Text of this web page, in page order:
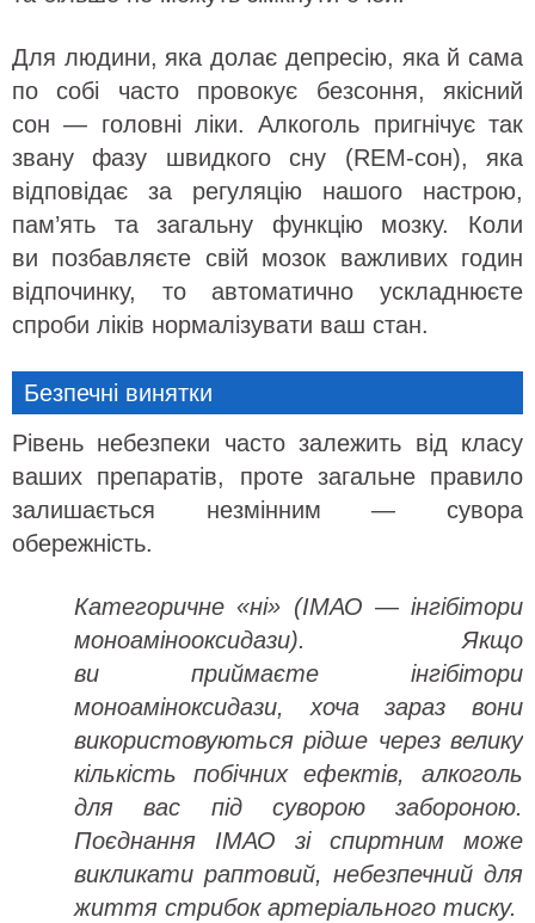
Для людини, яка долає депресію, яка й сама
по собі часто провокує безсоння, якісний
сон — головні ліки. Алкоголь пригнічує так
звану фазу швидкого сну (REM-сон), яка
відповідає за регуляцію нашого настрою,
пам’ять та загальну функцію мозку. Коли
ви позбавляєте свій мозок важливих годин
відпочинку, то автоматично ускладнюєте
спроби ліків нормалізувати ваш стан.
Безпечні винятки
Рівень небезпеки часто залежить від класу
ваших препаратів, проте загальне правило
залишається незмінним — сувора
обережність.
Категоричне «ні» (ІМАО — інгібітори
моноамінооксидази). Якщо
ви приймаєте інгібітори
моноаміноксидази, хоча зараз вони
використовуються рідше через велику
кількість побічних ефектів, алкоголь
для вас під суворою забороною.
Поєднання ІМАО зі спиртним може
викликати раптовий, небезпечний для
життя стрибок артеріального тиску.